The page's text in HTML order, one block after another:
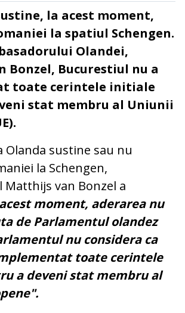
la acest moment,
la spatiul Schengen.
Olandei,
Bonzel, Bucurestiul nu a
toate cerintele initiale
stat membru al Uniunii
Olanda sustine sau nu
la Schengen,
Matthijs van Bonzel a
moment, aderarea nu
de Parlamentul olandez
nu considera ca
toate cerintele
a deveni stat membru al